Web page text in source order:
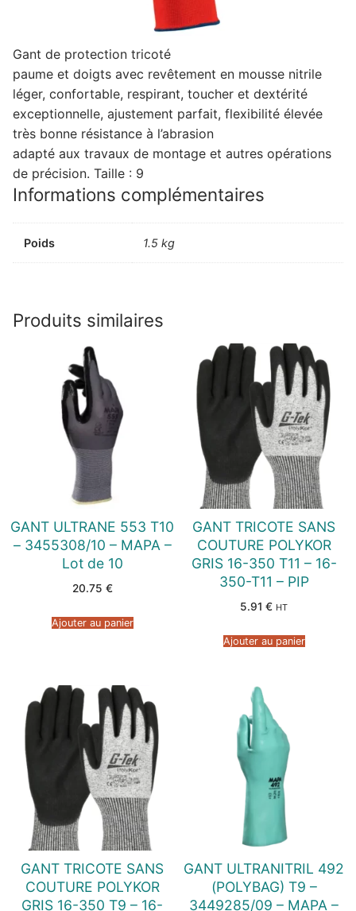
Gant de protection tricoté
paume et doigts avec revêtement en mousse nitrile
léger, confortable, respirant, toucher et dextérité
exceptionnelle, ajustement parfait, flexibilité élevée
très bonne résistance à l’abrasion
adapté aux travaux de montage et autres opérations
de précision. Taille : 9
Informations complémentaires
Poids 1.5 kg
Produits similaires
GANT ULTRANE 553 T10
– 3455308/10 – MAPA –
Lot de 10
20.75 €
Ajouter au panier
GANT TRICOTE SANS
COUTURE POLYKOR
GRIS 16-350 T11 – 16-
350-T11 – PIP
5.91 € HT
Ajouter au panier
GANT TRICOTE SANS
COUTURE POLYKOR
GRIS 16-350 T9 – 16-
GANT ULTRANITRIL 492
(POLYBAG) T9 –
3449285/09 – MAPA –